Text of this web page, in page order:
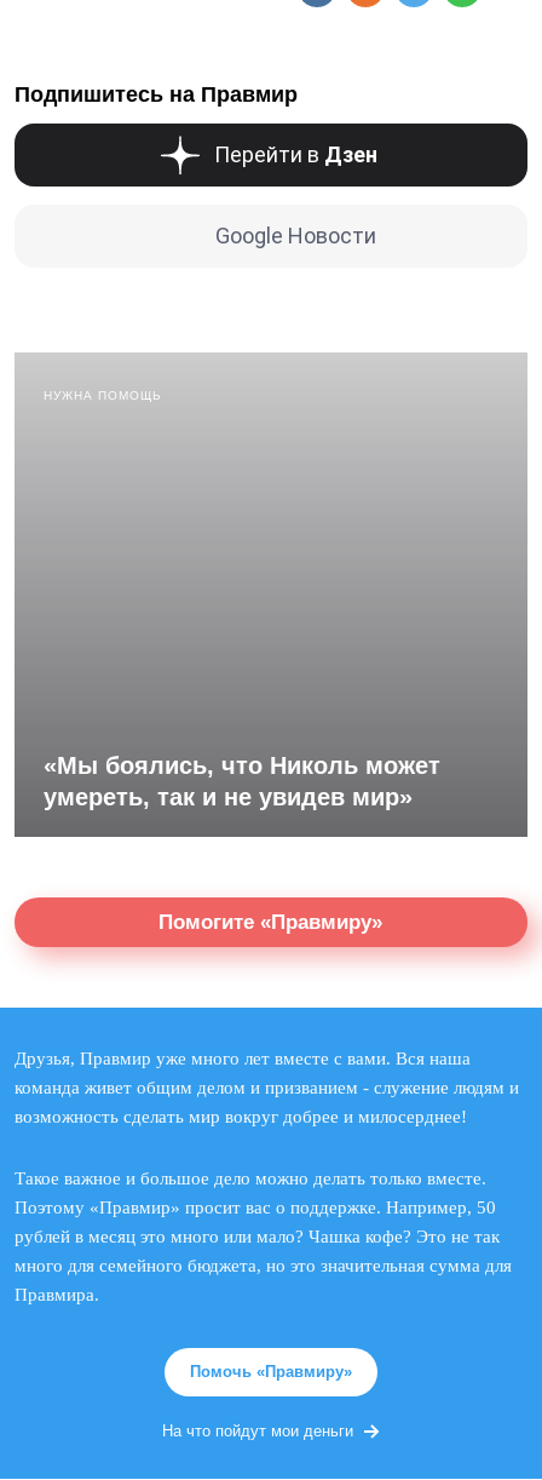
Подпишитесь на Правмир
Перейти в Дзен
Google Новости
НУЖНА ПОМОЩЬ
«Мы боялись, что Николь может
умереть, так и не увидев мир»
Помогите «Правмиру»
Друзья, Правмир уже много лет вместе с вами. Вся наша
команда живет общим делом и призванием - служение людям и
возможность сделать мир вокруг добрее и милосерднее!
Такое важное и большое дело можно делать только вместе.
Поэтому «Правмир» просит вас о поддержке. Например, 50
рублей в месяц это много или мало? Чашка кофе? Это не так
много для семейного бюджета, но это значительная сумма для
Правмира.
Помочь «Правмиру»
На что пойдут мои деньги